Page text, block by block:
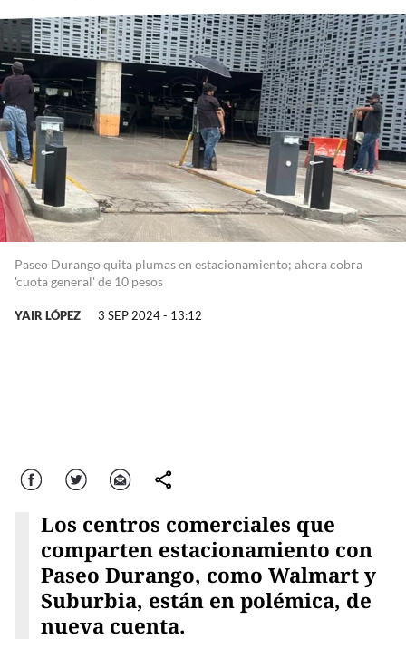
Paseo Durango quita plumas en estacionamiento; ahora cobra
'cuota general' de 10 pesos
YAIR LÓPEZ 3 SEP 2024 - 13:12
Facebook Twitter Correo comparte
Los centros comerciales que
comparten estacionamiento con
Paseo Durango, como Walmart y
Suburbia, están en polémica, de
nueva cuenta.